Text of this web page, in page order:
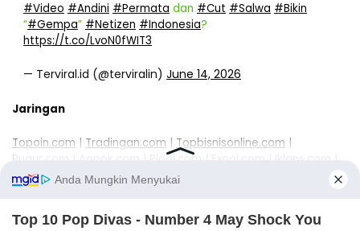
#Video #Andini #Permata dan #Cut #Salwa #Bikin
“#Gempa” #Netizen #Indonesia?
https://t.co/LvoN0fWIT3
— Terviral.id (@terviralin) June 14, 2026
Jaringan
Topoin.com | Tradingan.com | Topbisnisonline.com |
Pugur.com
Piool.com
Putar.id |Temui.id|Bunyi.id|Olahan.id
Ulasani.com